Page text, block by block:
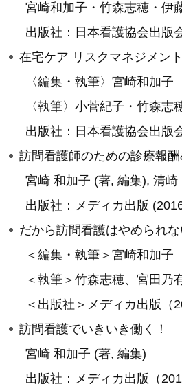
宮崎和加子・竹森志穂・
出版社：日本看護協会出版
在宅ケア リスクマネジメン
〈編集・執筆〉宮崎和加子
〈執筆〉小菅紀子・竹森
出版社：日本看護協会出版
訪問看護師のための診療報
宮崎 和加子 (著, 編集), 清崎
出版社：メディカ出版
だから訪問看護はやめられな
＜編集・執筆＞宮崎和加子
＜執筆＞竹森志穂、宮田乃
＜出版社＞メディカ出版（
訪問看護でいきいき働く！
宮崎 和加子 (著, 編集)
出版社：メディカ出版（